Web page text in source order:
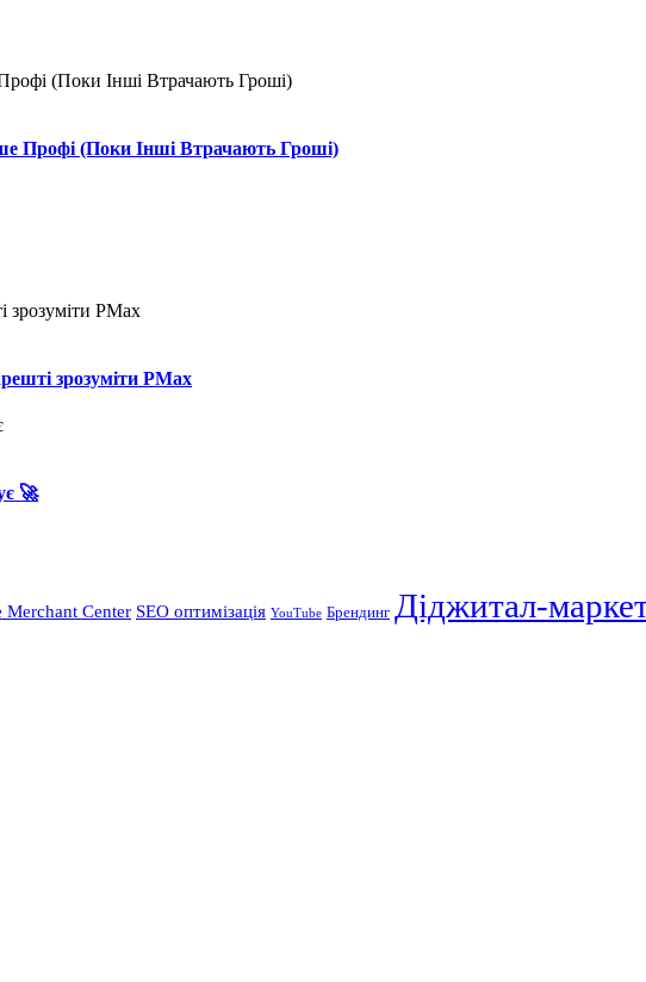
Профі (Поки Інші Втрачають Гроші)
зрозуміти PMax
🚀
Merchant Center SEO оптимізація YouTube Брендинг Діджитал-